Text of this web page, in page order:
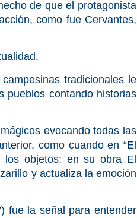
de que el protagonista
como fue Cervantes,
tradicionales le
pueblos contando historias
evocando todas las
como cuando en “El
los objetos: en su obra El
y actualiza la emoción
fue la señal para entender